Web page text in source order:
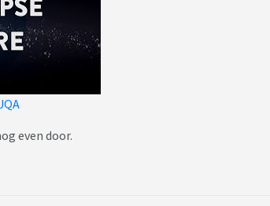
even door.